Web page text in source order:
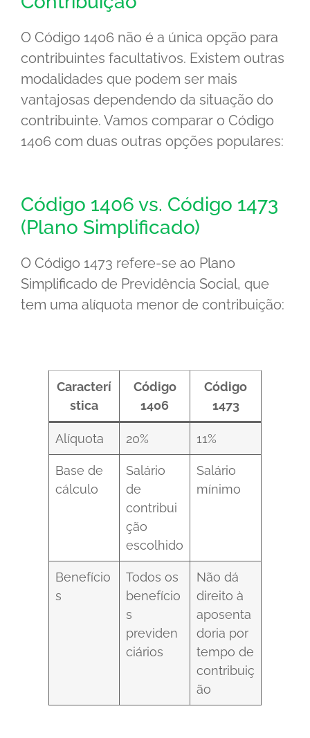
O Código 1406 não é a única opção para
contribuintes facultativos. Existem outras
modalidades que podem ser mais
vantajosas dependendo da situação do
contribuinte. Vamos comparar o Código
1406 com duas outras opções populares:
Código 1406 vs. Código 1473
(Plano Simplificado)
O Código 1473 refere-se ao Plano
Simplificado de Previdência Social, que
tem uma alíquota menor de contribuição:
Caracterí
stica
Código
1406
Código
1473
Alíquota 20% 11%
Base de
cálculo
Salário
de
contribui
ção
escolhido
Salário
mínimo
Benefício
s
Todos os
benefício
s
previden
ciários
Não dá
direito à
aposenta
doria por
tempo de
contribuiç
ão